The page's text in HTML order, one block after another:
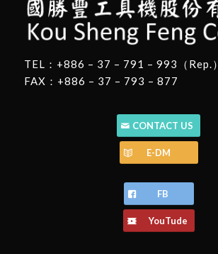
TEL：+886 – 37 – 791 – 993（Rep.）
FAX：+886 – 37 – 793 – 877
CONTACT US
E-DM
FB
YouTude